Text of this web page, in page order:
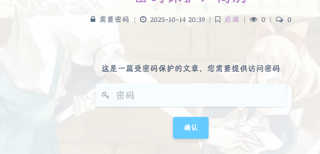
需要密码 | 2025-10-14 20:39 | 后端 | 0 | 0
这是一篇受密码保护的文章，您需要提供访问密码